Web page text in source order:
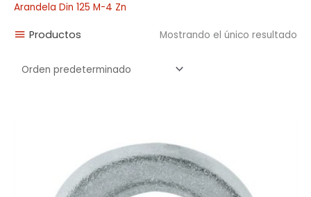
Arandela Din 125 M-4 Zn
Productos Mostrando el único resultado
precios:
desde
0,00€
hasta
0,11€